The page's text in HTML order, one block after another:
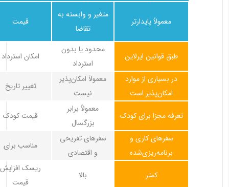
قیمت
متغیر و وابسته به
تقاضا
معمولاً پایدارتر
امکان استرداد
محدود یا بدون
استرداد
طبق قوانین ایرلاین
تغییر تاریخ
معمولاً امکان‌پذیر
نیست
در بسیاری از موارد
امکان‌پذیر است
قیمت کودک
معمولاً برابر
بزرگسال
تعرفه مجزا برای کودک
مناسب برای
سفرهای تفریحی
و اقتصادی
سفرهای کاری و
برنامه‌ریزی‌شده
ریسک افزایش
قیمت
بالا کمتر